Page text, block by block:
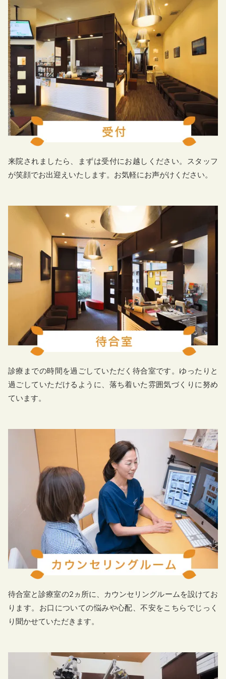
来院されましたら、まずは受付にお越しください。スタッフ
が笑顔でお出迎えいたします。お気軽にお声がけください。
診療までの時間を過ごしていただく待合室です。ゆったりと
過ごしていただけるように、落ち着いた雰囲気づくりに努め
ています。
待合室と診療室の2ヵ所に、カウンセリングルームを設けてお
ります。お口についての悩みや心配、不安をこちらでじっく
り聞かせていただきます。